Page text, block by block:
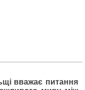
вважає питання